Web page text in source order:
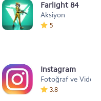
Farlight 84
Aksiyon
5
Instagram
Fotoğraf ve Video
3.8